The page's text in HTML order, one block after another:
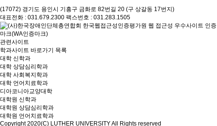
(17072) 경기도 용인시 기흥구 금화로 82번길 20 (구 상갈동 17번지)
대표전화 : 031.679.2300 팩스번호 : 031.283.1505
관련사이트
학과사이트 바로가기 목록
대학 신학과
대학 상담심리학과
대학 사회복지학과
대학 언어치료학과
디아코니아교양대학
대학원 신학과
대학원 상담심리학과
대학원 언어치료학과
Copyright 2020(C) LUTHER UNIVERSITY All Rights reserved